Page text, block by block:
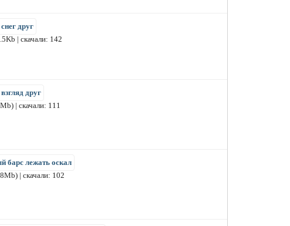
друг
| скачали: 142
друг
| скачали: 111
барс лежать оскал
| скачали: 102